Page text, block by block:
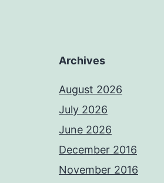
Archives
August 2026
July 2026
June 2026
December 2016
November 2016